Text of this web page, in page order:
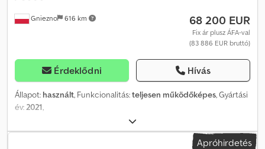
Gniezno 616 km 68 200 EUR
Fix ár plusz ÁFA-val
(83 886 EUR bruttó)
Érdeklődni Hívás
Állapot: használt, Funkcionalitás:teljesen működőképes, Gyártási
év:2021,
Apróhirdetés